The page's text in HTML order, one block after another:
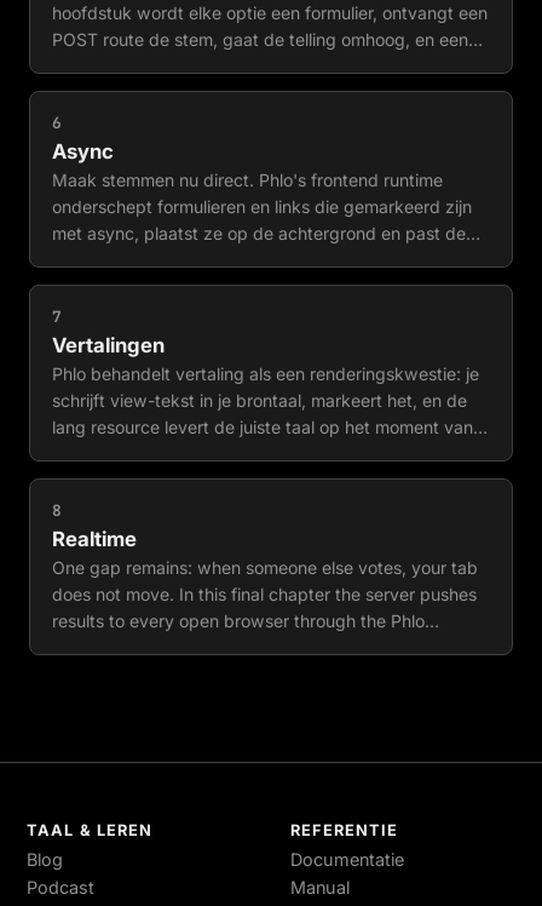
hoofdstuk wordt elke optie een formulier, ontvangt een
POST route de stem, gaat de telling omhoog, en een
geen JavaScript: deze versie werkt in elke browser,
met alles uit.
6
Async
Maak stemmen nu direct. Phlo's frontend runtime
onderschept formulieren en links die gemarkeerd zijn
met async, plaatst ze op de achtergrond en past de
Geen herlaadbeurt, geen client-side status, geen API-
laag: dezelfde route beantwoordt beide werelden.
7
Vertalingen
Phlo behandelt vertaling als een renderingskwestie: je
schrijft view-tekst in je brontaal, markeert het, en de
lang resource levert de juiste taal op het moment van
achtergrond wordt vertaald. In dit hoofdstuk leert de
poll Nederlands onder een /nl prefix.
8
Realtime
One gap remains: when someone else votes, your tab
does not move. In this final chapter the server pushes
results to every open browser through the Phlo
TAAL & LEREN
Blog
Podcast
REFERENTIE
Documentatie
Manual